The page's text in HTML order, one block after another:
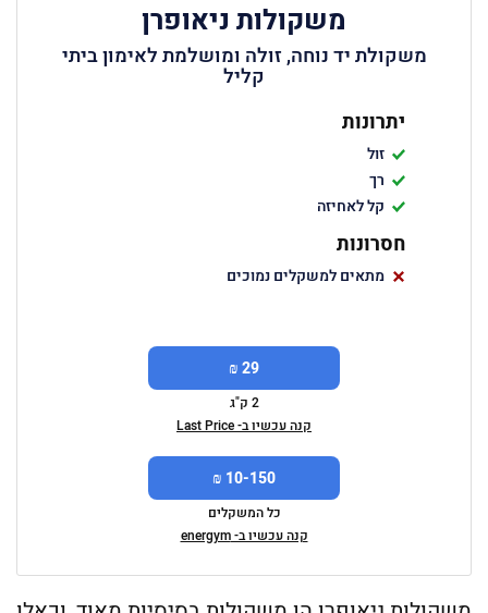
משקולות ניאופרן
משקולת יד נוחה, זולה ומושלמת לאימון ביתי
קליל
יתרונות
זול
רך
קל לאחיזה
חסרונות
מתאים למשקלים נמוכים
29 ₪
2 ק"ג
קנה עכשיו ב- Last Price
10-150 ₪
כל המשקלים
קנה עכשיו ב- energym